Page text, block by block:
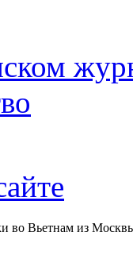
во Вьетнам из